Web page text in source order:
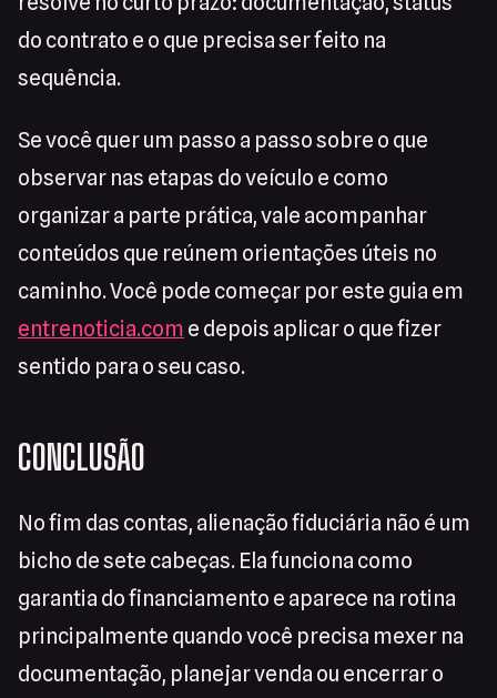
do contrato e o que precisa ser feito na
sequência.
Se você quer um passo a passo sobre o que
observar nas etapas do veículo e como
organizar a parte prática, vale acompanhar
conteúdos que reúnem orientações úteis no
caminho. Você pode começar por este guia em
entrenoticia.com e depois aplicar o que fizer
sentido para o seu caso.
CONCLUSÃO
No fim das contas, alienação fiduciária não é um
bicho de sete cabeças. Ela funciona como
garantia do financiamento e aparece na rotina
principalmente quando você precisa mexer na
documentação, planejar venda ou encerrar o